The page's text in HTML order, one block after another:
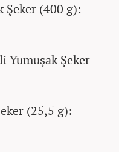
Şeker (400 g):
Yumuşak Şeker
(25,5 g):